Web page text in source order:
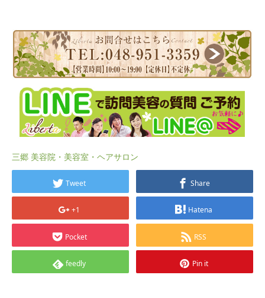
三郷 美容院・美容室・ヘアサロン
Tweet Share
+1 Hatena
Pocket RSS
feedly Pin it